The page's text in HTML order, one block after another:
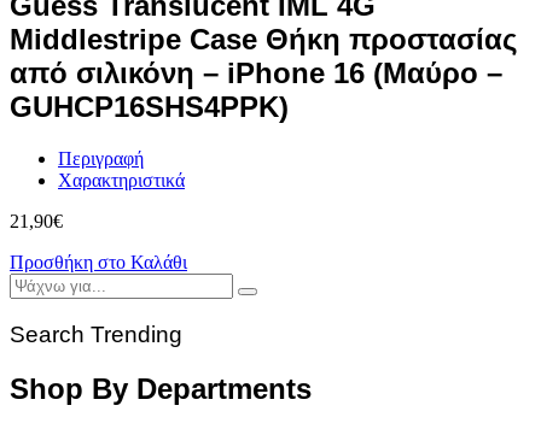
Middlestripe Case Θήκη προστασίας
από σιλικόνη – iPhone 16 (Μαύρο –
GUHCP16SHS4PPK)
Περιγραφή
Χαρακτηριστικά
21,90€
Προσθήκη στο Καλάθι
Search Trending
Shop By Departments